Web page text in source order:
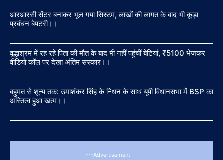
आरआरसी सेंटर बनाकर भूल गया सिस्टम, लाखों की लागत के बाद भी कूड़ा
प्रबंधन बेपटरी।।
वृद्धाश्रम में रह रहे पिता की मौत के बाद भी नहीं पहुंचीं बेटियां, ₹5100 भेजकर
वीडियो कॉल पर देखा अंतिम संस्कार।।
बहुमत से शून्य तक: उमाशंकर सिंह के निधन के साथ यूपी विधानसभा में BSP का
अस्तित्व हुआ खत्म।।
---Advertisement---